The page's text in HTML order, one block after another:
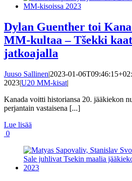
Dylan Guenther toi
MM-kultaa – Tšekki
jatkoajalla
Juuso Sallinen|2023-01-
2023|U20 MM-kisat|
Kanada voitti historiansa 20. jääkiekon
perjantain vastaisena [...]
Lue lisää
0